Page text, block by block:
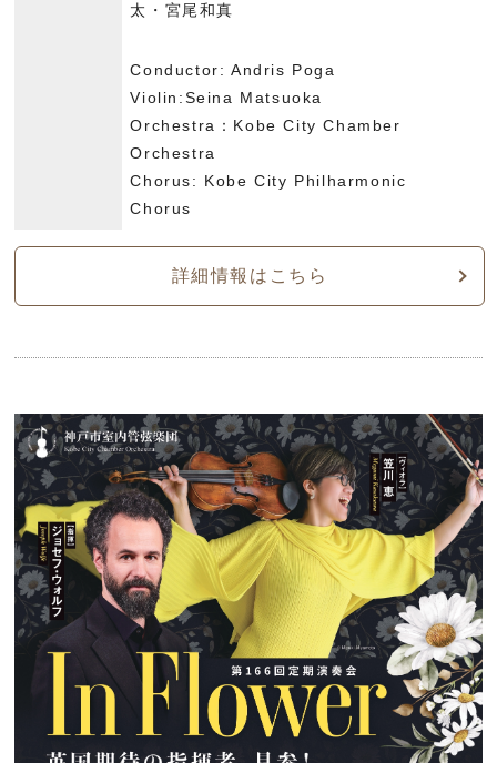
太・宮尾和真
Conductor: Andris Poga
Violin:Seina Matsuoka
Orchestra：Kobe City Chamber
Orchestra
Chorus: Kobe City Philharmonic
Chorus
詳細情報はこちら